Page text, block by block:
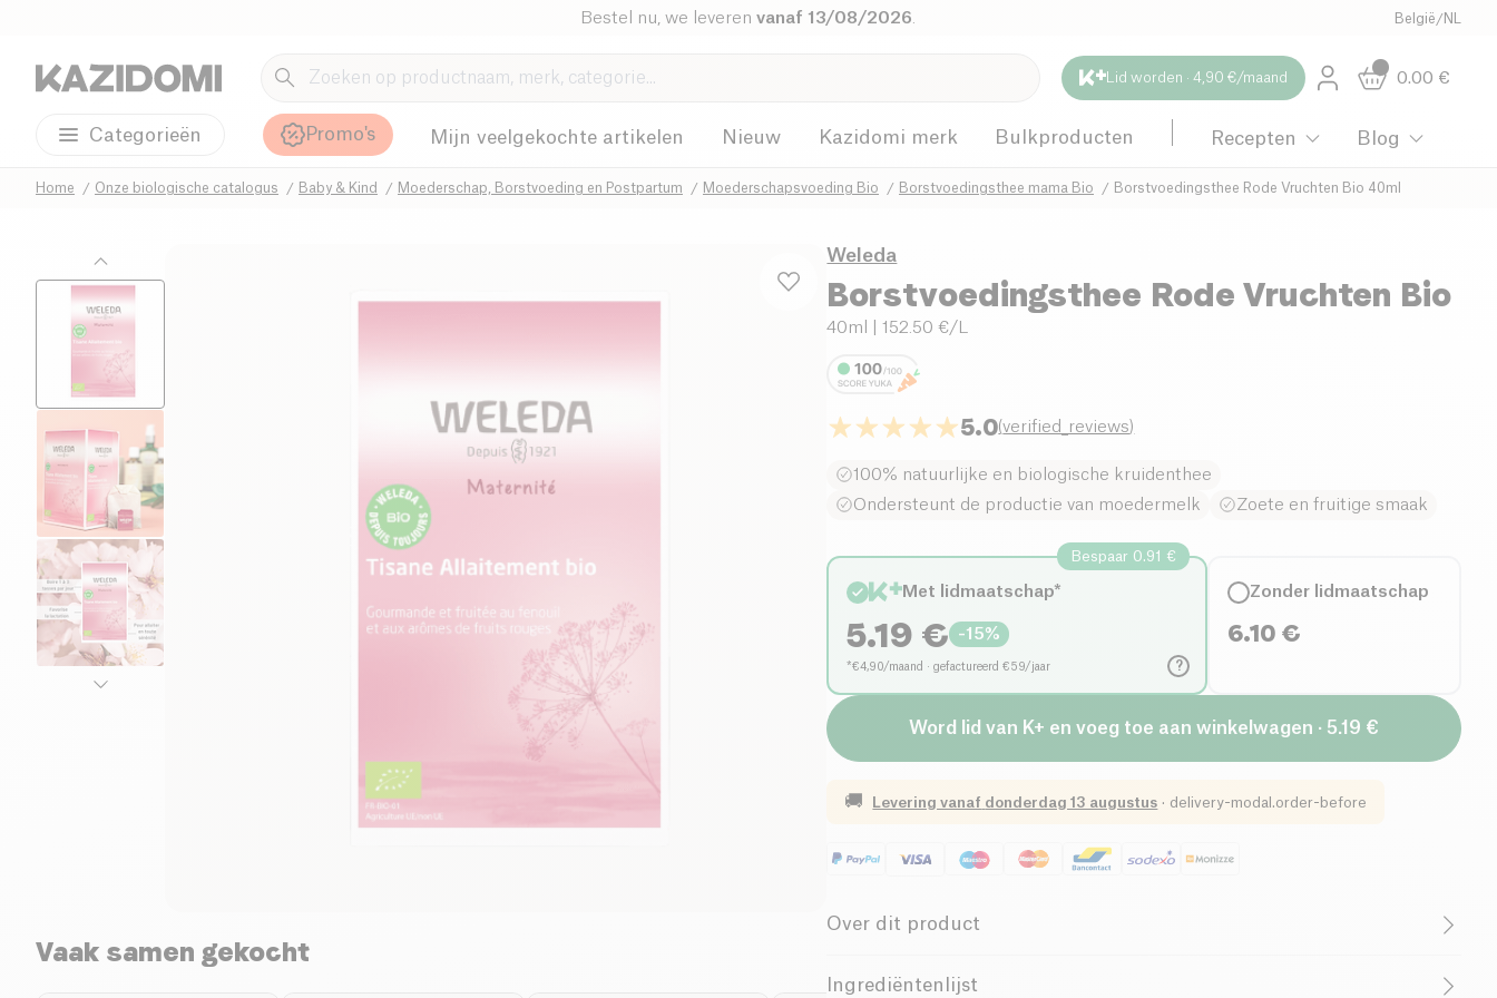
Bestel nu, we leverenvanaf 13/08/2026 België /NL
Lid worden · 4,90 €/maand 0.00 €
Categorieën Promo's Mijn veelgekochte artikelen Nieuw Kazidomi merk Bulkproducten Recepten Blog
Home Onze biologische catalogus Baby & Kind Moederschap, Borstvoeding en Postpartum Moederschapsvoeding Bio Borstvoedingsthee mama Bio Borstvoedingsthee Rode Vruchten Bio 40ml
Vaak samen gekocht
Weleda
Borstvoedingsthee Rode Vruchten Bio
40ml | 152.50 €/L
5.0(verified_reviews)
100% natuurlijke en biologische kruidenthee
Ondersteunt de productie van moedermelk
Zoete en fruitige smaak
?
Bespaar 0.91 €
Met lidmaatschap*
5.19 € -15%
*€4,90/maand · gefactureerd €59/jaar
Zonder lidmaatschap
6.10 €
Word lid van K+ en voeg toe aan winkelwagen · 5.19 €
🚚 Levering vanaf donderdag 13 augustus · delivery-modal.order-before
Over dit product
Biologisch
Ingrediëntenlijst